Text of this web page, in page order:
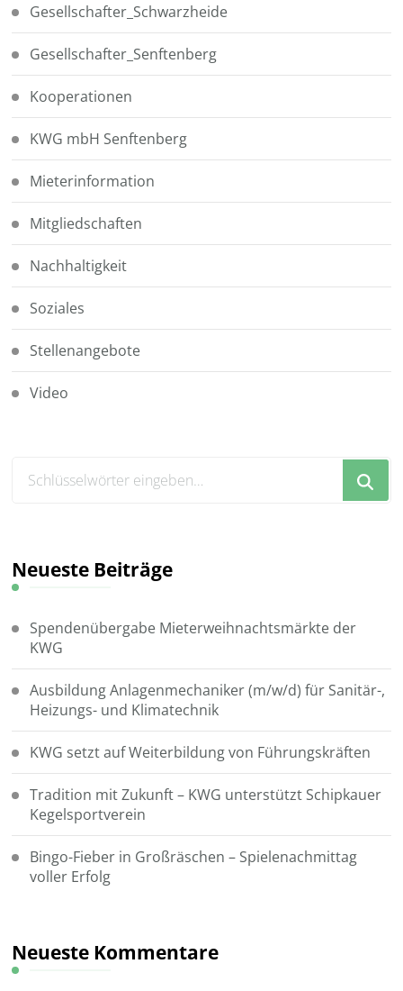
Gesellschafter_Schwarzheide
Gesellschafter_Senftenberg
Kooperationen
KWG mbH Senftenberg
Mieterinformation
Mitgliedschaften
Nachhaltigkeit
Soziales
Stellenangebote
Video
Neueste Beiträge
Spendenübergabe Mieterweihnachtsmärkte der
KWG
Ausbildung Anlagenmechaniker (m/w/d) für Sanitär-,
Heizungs- und Klimatechnik
KWG setzt auf Weiterbildung von Führungskräften
Tradition mit Zukunft – KWG unterstützt Schipkauer
Kegelsportverein
Bingo-Fieber in Großräschen – Spielenachmittag
voller Erfolg
Neueste Kommentare